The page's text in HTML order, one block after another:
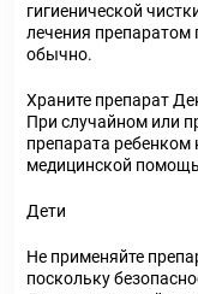
гигиенической
лечения препаратом
обычно.
Храните препарат
При случайном или
препарата ребенком
медицинской
Дети
Не применяйте
поскольку